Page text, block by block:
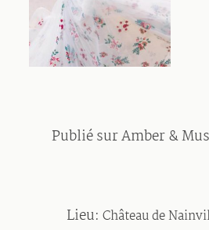
Publié sur Amber &
Lieu: Château de